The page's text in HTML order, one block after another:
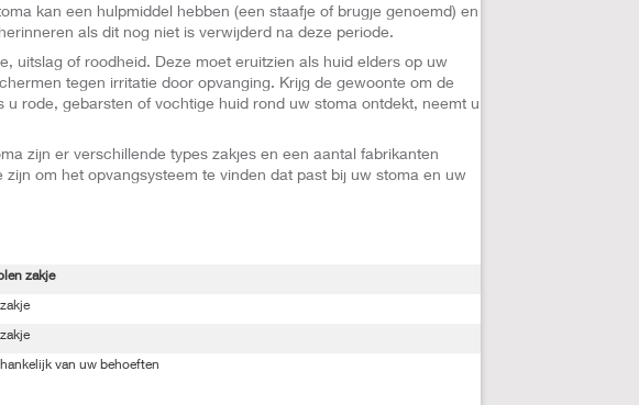
kan een hulpmiddel hebben (een staafje of brugje genoemd) en
als dit nog niet is verwijderd na deze periode.
uitslag of roodheid. Deze moet eruitzien als huid elders op uw
tegen irritatie door opvanging. Krijg de gewoonte om de
rode, gebarsten of vochtige huid rond uw stoma ontdekt, neemt u
zijn er verschillende types zakjes en een aantal fabrikanten
om het opvangsysteem te vinden dat past bij uw stoma en uw
zakje
van uw behoeften